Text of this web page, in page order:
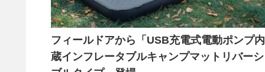
フィールドアから「USB充電式電動ポンプ内
蔵インフレータブルキャンプマットリバーシ